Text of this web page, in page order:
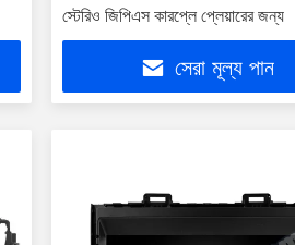
স্টেরিও জিপিএস কারপ্লে প্লেয়ারের জন্য
সেরা মূল্য পান